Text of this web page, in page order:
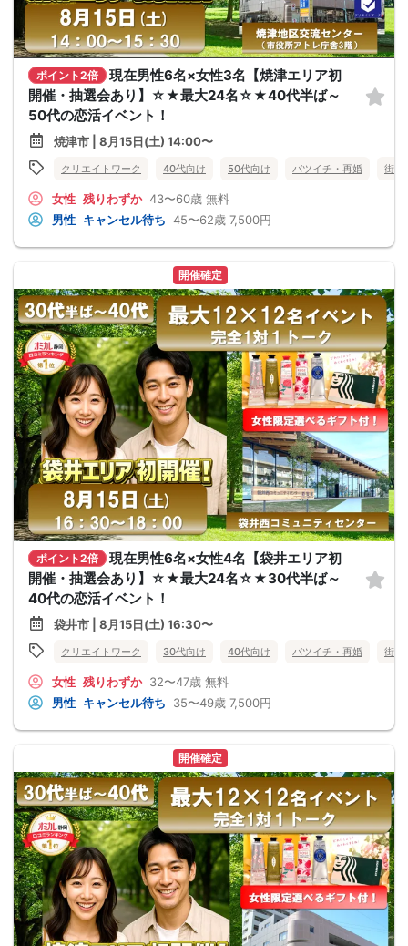
ポイント2倍
現在男性6名×女性3名【焼津エリア初
開催・抽選会あり】☆★最大24名☆★40代半ば～
50代の恋活イベント！
焼津市 | 8月15日(土) 14:00〜
クリエイトワーク 40代向け 50代向け バツイチ・再婚 街コ
女性 残りわずか 43〜60歳 無料
男性 キャンセル待ち 45〜62歳 7,500円
開催確定
ポイント2倍
現在男性6名×女性4名【袋井エリア初
開催・抽選会あり】☆★最大24名☆★30代半ば～
40代の恋活イベント！
袋井市 | 8月15日(土) 16:30〜
クリエイトワーク 30代向け 40代向け バツイチ・再婚 街コ
女性 残りわずか 32〜47歳 無料
男性 キャンセル待ち 35〜49歳 7,500円
開催確定